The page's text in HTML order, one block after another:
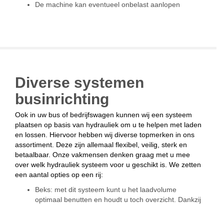
De machine kan eventueel onbelast aanlopen
Diverse systemen
businrichting
Ook in uw bus of bedrijfswagen kunnen wij een systeem
plaatsen op basis van hydrauliek om u te helpen met laden
en lossen. Hiervoor hebben wij diverse topmerken in ons
assortiment. Deze zijn allemaal flexibel, veilig, sterk en
betaalbaar. Onze vakmensen denken graag met u mee
over welk hydrauliek systeem voor u geschikt is. We zetten
een aantal opties op een rij:
Beks: met dit systeem kunt u het laadvolume
optimaal benutten en houdt u toch overzicht. Dankzij